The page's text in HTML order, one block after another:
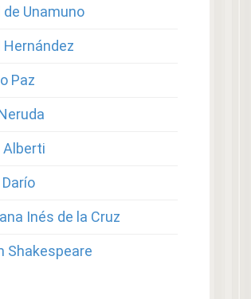
de Unamuno
Hernández
Paz
Alberti
Inés de la Cruz
Shakespeare